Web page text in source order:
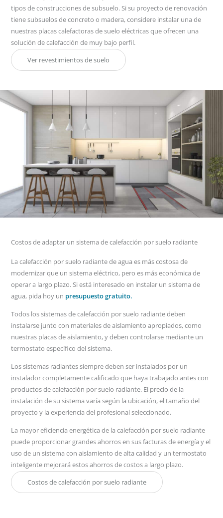
tipos de construcciones de subsuelo. Si su proyecto de renovación
tiene subsuelos de concreto o madera, considere instalar una de
nuestras placas calefactoras de suelo eléctricas que ofrecen una
solución de calefacción de muy bajo perfil.
Ver revestimientos de suelo
Costos de adaptar un sistema de calefacción por suelo radiante
La calefacción por suelo radiante de agua es más costosa de
modernizar que un sistema eléctrico, pero es más económica de
operar a largo plazo. Si está interesado en instalar un sistema de
agua, pida hoy un presupuesto gratuito.
Todos los sistemas de calefacción por suelo radiante deben
instalarse junto con materiales de aislamiento apropiados, como
nuestras placas de aislamiento, y deben controlarse mediante un
termostato específico del sistema.
Los sistemas radiantes siempre deben ser instalados por un
instalador completamente calificado que haya trabajado antes con
productos de calefacción por suelo radiante. El precio de la
instalación de su sistema varía según la ubicación, el tamaño del
proyecto y la experiencia del profesional seleccionado.
La mayor eficiencia energética de la calefacción por suelo radiante
puede proporcionar grandes ahorros en sus facturas de energía y el
uso de un sistema con aislamiento de alta calidad y un termostato
inteligente mejorará estos ahorros de costos a largo plazo.
Costos de calefacción por suelo radiante